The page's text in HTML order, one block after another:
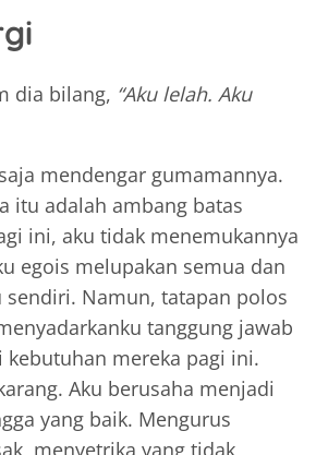
dia bilang, “Aku lelah. Aku
mendengar gumamannya.
itu adalah ambang batas
ini, aku tidak menemukannya
egois melupakan semua dan
Namun, tatapan polos
tanggung jawab
mereka pagi ini.
Aku berusaha menjadi
yang baik. Mengurus